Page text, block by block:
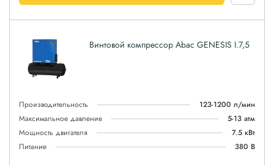
Винтовой компрессор Abac GENESIS I.7,5
Производительность
123-1200 л/мин
Максимальное давление
5-13 атм
Мощность двигателя
7.5 кВт
Питание
380 В